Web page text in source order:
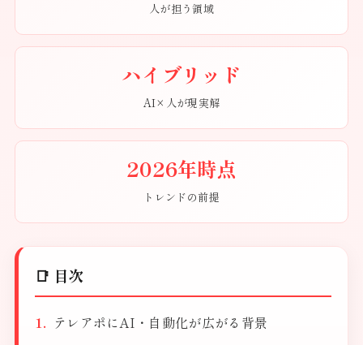
人が担う領域
ハイブリッド
AI×人が現実解
2026年時点
トレンドの前提
📑 目次
テレアポにAI・自動化が広がる背景